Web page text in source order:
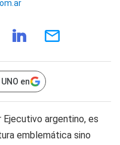
en
argentino, es
emblemática sino